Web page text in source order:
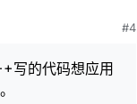
#4
写的代码想应用